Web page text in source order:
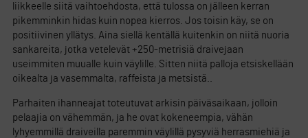
liikkeelle siitä vaihtoehdosta, että tulossa on jälleen kerran
pikemminkin hidas kuin nopea kierros. Jos toisin käy, se on
positiivinen yllätys. Aina siellä kentällä kuitenkin on niitä nuoria
sankareita, jotka vetelevät +250-metrisiä draivejaan
useimmiten muualle kuin väylille. Sitten niitä palloja etsiskellään
oikealta ja vasemmalta, raffeista ja metsistä..
Parhaiten ihanneajat toteutuvat arkisin päiväsaikaan, jolloin
pelaajia on vähemmän, ja he ovat kokeneempia, vähän
lyhyemmillä draiveilla paremmin väylillä pysyviä herrasmiehiä ja